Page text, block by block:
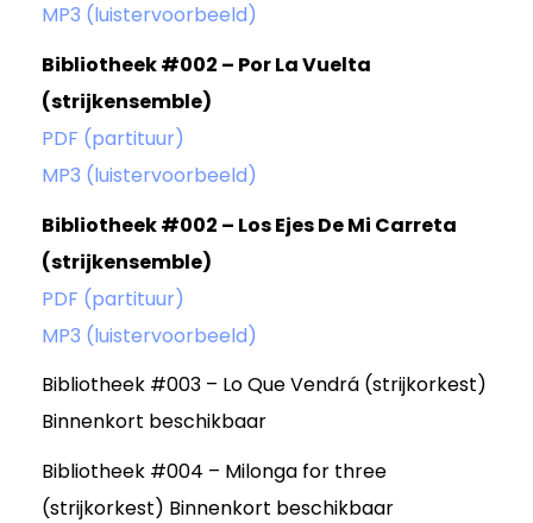
MP3 (luistervoorbeeld)
Bibliotheek #002 – Por La Vuelta
(strijkensemble)
PDF (partituur)
MP3 (luistervoorbeeld)
Bibliotheek #002 – Los Ejes De Mi Carreta
(strijkensemble)
PDF (partituur)
MP3 (luistervoorbeeld)
Bibliotheek #003 – Lo Que Vendrá (strijkorkest)
Binnenkort beschikbaar
Bibliotheek #004 – Milonga for three
(strijkorkest) Binnenkort beschikbaar